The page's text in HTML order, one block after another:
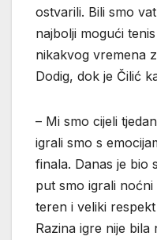
ostvarili. Bili smo
najbolji mogući
nikakvog vremena
Dodig, dok je Čilić
– Mi smo cijeli
igrali smo s
finala. Danas je bio
put smo igrali
teren i veliki
Razina igre nije